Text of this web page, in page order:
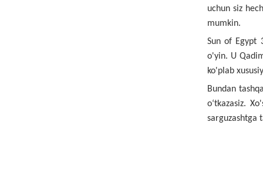
uchun siz
mumkin.
Sun of Egypt
o'yin. U
ko'plab
Bundan
o‘tkazasiz.
sarguzashtga